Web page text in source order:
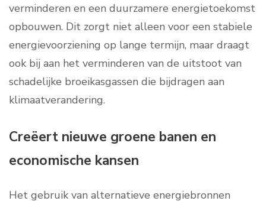
verminderen en een duurzamere energietoekomst
opbouwen. Dit zorgt niet alleen voor een stabiele
energievoorziening op lange termijn, maar draagt
ook bij aan het verminderen van de uitstoot van
schadelijke broeikasgassen die bijdragen aan
klimaatverandering.
Creëert nieuwe groene banen en
economische kansen
Het gebruik van alternatieve energiebronnen